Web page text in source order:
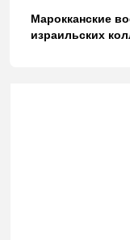
Марокканские
израильских